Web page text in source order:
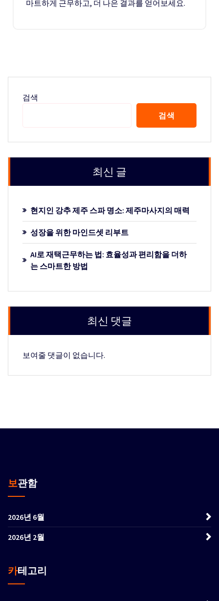
마트하게 근무하고, 더 나은 결과를 얻어보세요.
검색
검색
최신 글
현지인 강추 제주 스파 명소: 제주마사지의 매력
성장을 위한 마인드셋 리부트
AI로 재택근무하는 법: 효율성과 편리함을 더하
는 스마트한 방법
최신 댓글
보여줄 댓글이 없습니다.
보관함
2026년 6월
2026년 2월
카테고리